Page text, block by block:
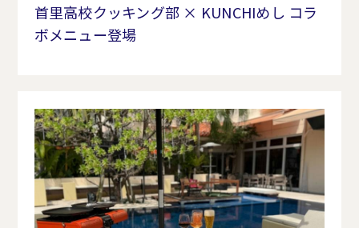
首里高校クッキング部 × KUNCHIめし コラ
ボメニュー登場